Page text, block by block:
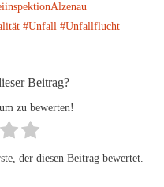
#Unfall #Unfallflucht
Beitrag?
zu bewerten!
der diesen Beitrag bewertet.